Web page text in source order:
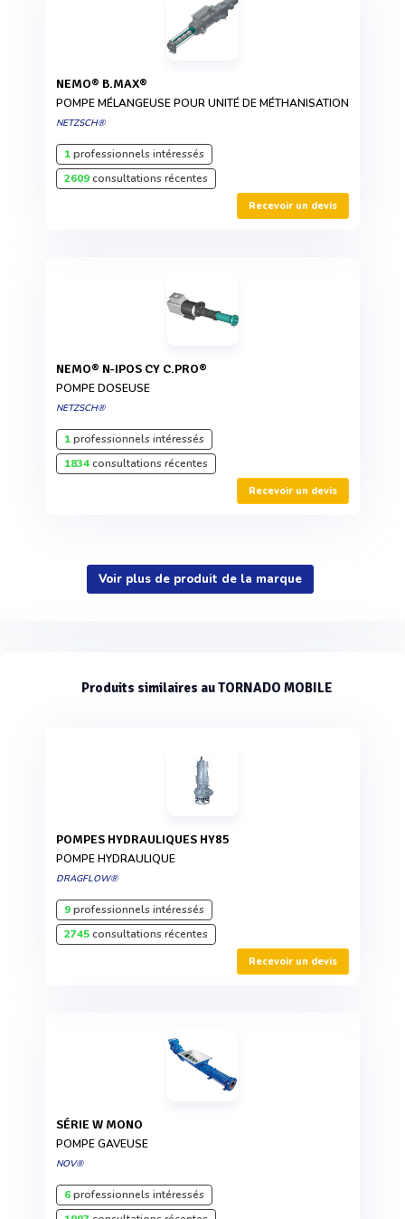
NEMO® B.MAX®
POMPE MÉLANGEUSE POUR UNITÉ DE MÉTHANISATION
NETZSCH®
1professionnels intéressés
2609consultations récentes
Recevoir un devis
NEMO® N-IPOS CY C.PRO®
POMPE DOSEUSE
NETZSCH®
1professionnels intéressés
1834consultations récentes
Recevoir un devis
Voir plus de produit de la marque
Produits similaires au TORNADO MOBILE
POMPES HYDRAULIQUES HY85
POMPE HYDRAULIQUE
DRAGFLOW®
9professionnels intéressés
2745consultations récentes
Recevoir un devis
SÉRIE W MONO
POMPE GAVEUSE
NOV®
6professionnels intéressés